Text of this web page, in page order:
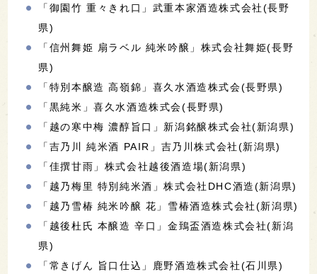
「御園竹 重々きれ口」武重本家酒造株式会社(長野
県)
「信州舞姫 扇ラベル 純米吟醸」株式会社舞姫(長野
県)
「特別本醸造 高嶺錦」喜久水酒造株式会(長野県)
「黒純米」喜久水酒造株式会(長野県)
「越の寒中梅 濃醇旨口」新潟銘醸株式会社(新潟県)
「吉乃川 純米酒 PAIR」吉乃川株式会社(新潟県)
「佳撰甘雨」株式会社越後酒造場(新潟県)
「越乃梅里 特別純米酒」株式会社DHC酒造(新潟県)
「越乃雪椿 純米吟醸 花」雪椿酒造株式会社(新潟県)
「越後杜氏 本醸造 辛口」金鵄盃酒造株式会社(新潟
県)
「常きげん 旨口仕込」鹿野酒造株式会社(石川県)